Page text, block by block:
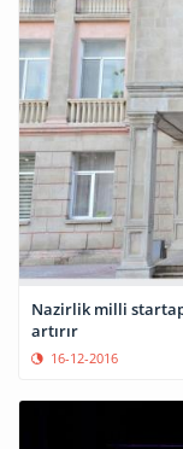
Nazirlik milli
artırır
16-12-2016